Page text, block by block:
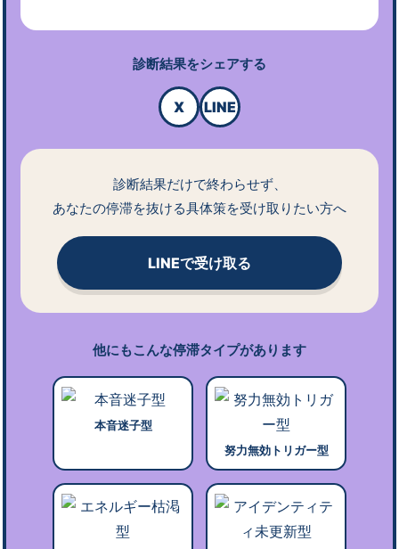
診断結果をシェアする
X LINE
診断結果だけで終わらせず、
あなたの停滞を抜ける具体策を受け取りたい方へ
LINEで受け取る
他にもこんな停滞タイプがあります
本音迷子型
努力無効トリガー型